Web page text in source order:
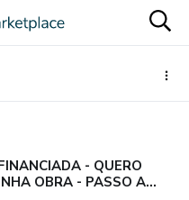
- QUERO
OBRA - PASSO A